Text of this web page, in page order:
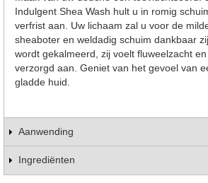
Indulgent Shea Wash hult u in romig
verfrist aan. Uw lichaam zal u voor de
sheaboter en weldadig schuim dankbaar
wordt gekalmeerd, zij voelt fluweelzacht
verzorgd aan. Geniet van het gevoel van
gladde huid.
Aanwending
Ingrediënten